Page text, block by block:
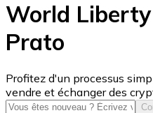
USD Coin
USDC
World
Prato
Profitez d'un processus
vendre et échanger des